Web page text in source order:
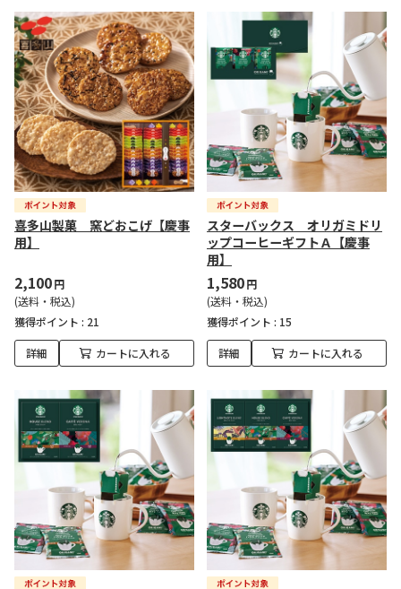
喜多山製菓 窯どおこげ【慶事
用】
2,100円
(送料・税込)
獲得ポイント : 21
詳細 カートに入れる
スターバックス オリガミドリ
ップコーヒーギフトＡ【慶事
用】
1,580円
(送料・税込)
獲得ポイント : 15
詳細 カートに入れる